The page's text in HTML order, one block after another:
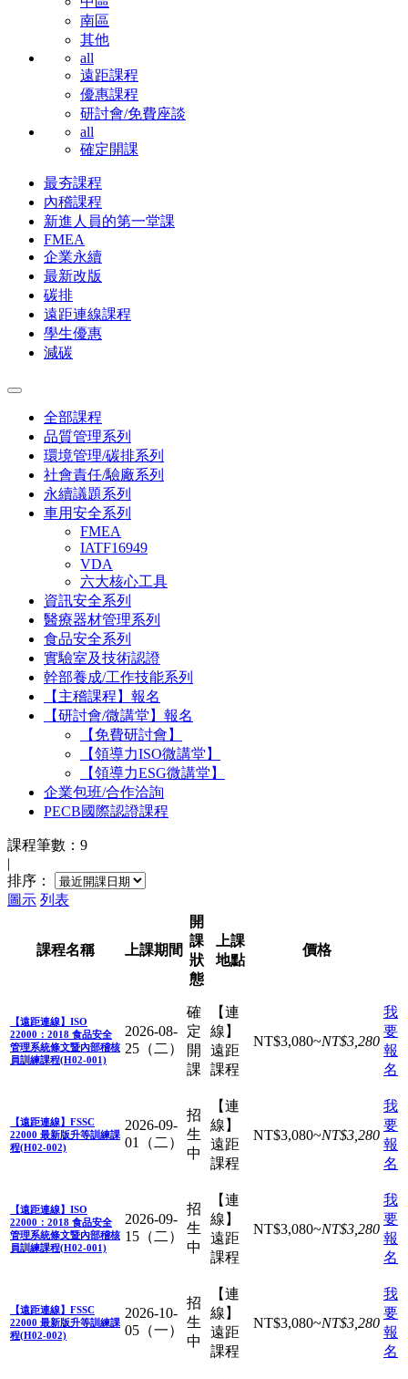
南區
其他
all
遠距課程
優惠課程
研討會/免費座談
all
確定開課
最夯課程
內稽課程
新進人員的第一堂課
FMEA
企業永續
最新改版
碳排
遠距連線課程
學生優惠
減碳
全部課程
品質管理系列
環境管理/碳排系列
社會責任/驗廠系列
永續議題系列
車用安全系列
FMEA
IATF16949
VDA
六大核心工具
資訊安全系列
醫療器材管理系列
食品安全系列
實驗室及技術認證
幹部養成/工作技能系列
【主稽課程】報名
【研討會/微講堂】報名
【免費研討會】
【領導力ISO微講堂】
【領導力ESG微講堂】
企業包班/合作洽詢
PECB國際認證課程
課程筆數：9
|
排序：
圖示 列表
課程名稱 上課期間
開
課
狀
態
上課
地點
價格
【遠距連線】ISO
22000：2018 食品安全
管理系統條文暨內部稽核
員訓練課程(H02-001)
2026-08-
25（二）
確
定
開
課
【連
線】
遠距
課程
NT$3,080~NT$3,280
我
要
報
名
【遠距連線】FSSC
22000 最新版升等訓練課
程(H02-002)
2026-09-
01（二）
招
生
中
【連
線】
遠距
課程
NT$3,080~NT$3,280
我
要
報
名
【遠距連線】ISO
22000：2018 食品安全
管理系統條文暨內部稽核
員訓練課程(H02-001)
2026-09-
15（二）
招
生
中
【連
線】
遠距
課程
NT$3,080~NT$3,280
我
要
報
名
【遠距連線】FSSC
22000 最新版升等訓練課
程(H02-002)
2026-10-
05（一）
招
生
中
【連
線】
遠距
課程
NT$3,080~NT$3,280
我
要
報
名